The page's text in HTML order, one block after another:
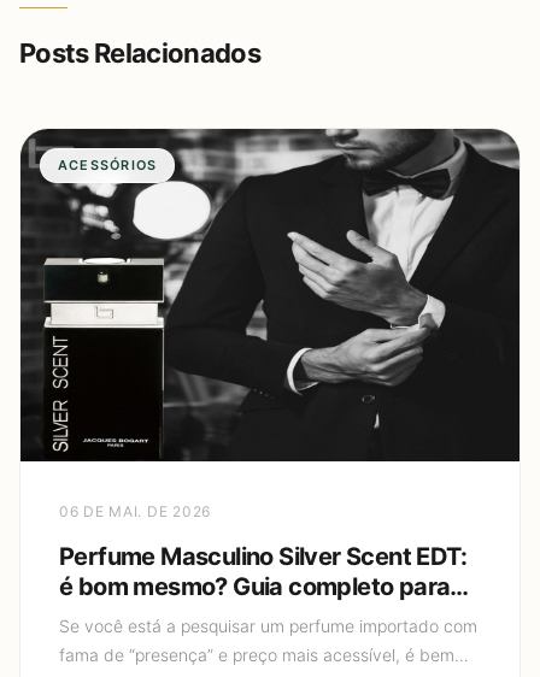
Posts Relacionados
ACESSÓRIOS
06 DE MAI. DE 2026
Perfume Masculino Silver Scent EDT:
é bom mesmo? Guia completo para
escolher e usar sem exagerar
Se você está a pesquisar um perfume importado com
fama de “presença” e preço mais acessível, é bem